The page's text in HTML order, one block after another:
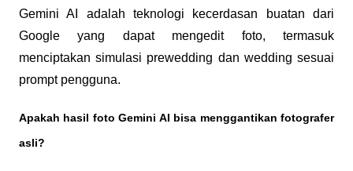
Gemini AI adalah teknologi kecerdasan buatan dari
Google yang dapat mengedit foto, termasuk
menciptakan simulasi prewedding dan wedding sesuai
prompt pengguna.
Apakah hasil foto Gemini AI bisa menggantikan fotografer
asli?